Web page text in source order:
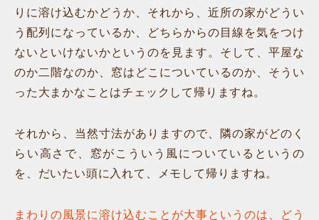
りに溶け込むかどうか、それから、近所の家がどうい
う配列になっているか、どちらからの目線を気をつけ
ないといけないかというのを見ます。そして、平屋な
のか二階なのか、窓はどこについているのか、そうい
った大まかなことはチェックして帰りますね。
それから、当然寸法がありますので、隣の家がどのく
らい高さで、窓がこういう風についているというの
を、だいたい頭に入れて、メモして帰りますね。
まわりの風景に溶け込むことが大事というのは、どう